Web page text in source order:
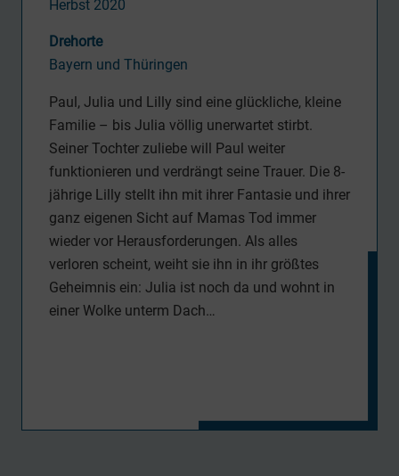
Herbst 2020
Drehorte
Bayern und Thüringen
Paul, Julia und Lilly sind eine glückliche, kleine
Familie – bis Julia völlig unerwartet stirbt.
Seiner Tochter zuliebe will Paul weiter
funktionieren und verdrängt seine Trauer. Die 8-
jährige Lilly stellt ihn mit ihrer Fantasie und ihrer
ganz eigenen Sicht auf Mamas Tod immer
wieder vor Herausforderungen. Als alles
verloren scheint, weiht sie ihn in ihr größtes
Geheimnis ein: Julia ist noch da und wohnt in
einer Wolke unterm Dach…